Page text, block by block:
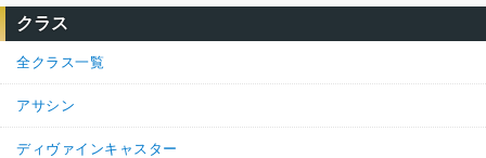
クラス
全クラス一覧
アサシン
ディヴァインキャスター